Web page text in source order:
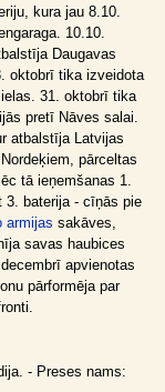
kura jau 8.10.
10.10.
Daugavas
oktobrī tika izveidota
31. oktobrī tika
pretī Nāves salai.
atbalstīja Latvijas
pārceltas
tā ieņemšanas 1.
3. baterija - cīņās pie
armijas sakāves,
savas haubices
apvienotas
pārformēja par
- Preses nams: